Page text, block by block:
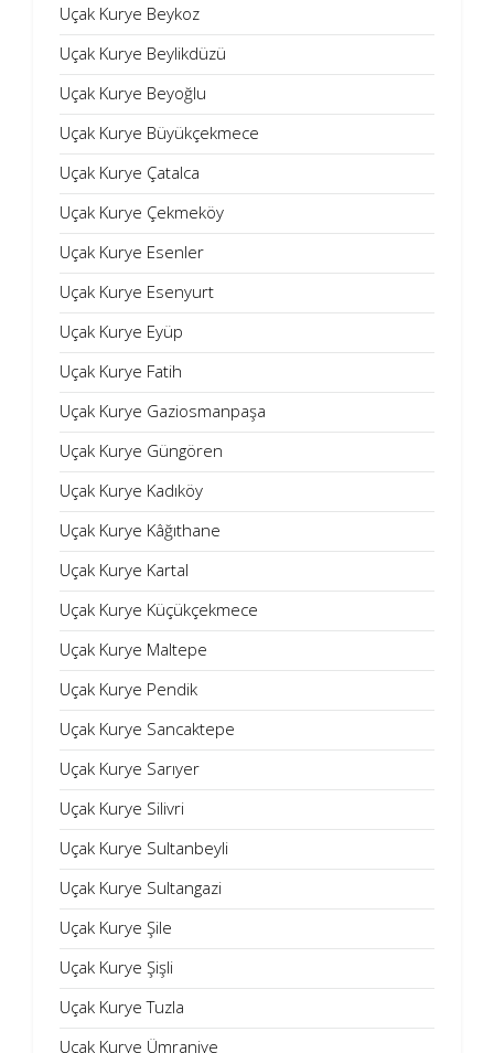
Uçak Kurye Beykoz
Uçak Kurye Beylikdüzü
Uçak Kurye Beyoğlu
Uçak Kurye Büyükçekmece
Uçak Kurye Çatalca
Uçak Kurye Çekmeköy
Uçak Kurye Esenler
Uçak Kurye Esenyurt
Uçak Kurye Eyüp
Uçak Kurye Fatih
Uçak Kurye Gaziosmanpaşa
Uçak Kurye Güngören
Uçak Kurye Kadıköy
Uçak Kurye Kâğıthane
Uçak Kurye Kartal
Uçak Kurye Küçükçekmece
Uçak Kurye Maltepe
Uçak Kurye Pendik
Uçak Kurye Sancaktepe
Uçak Kurye Sarıyer
Uçak Kurye Silivri
Uçak Kurye Sultanbeyli
Uçak Kurye Sultangazi
Uçak Kurye Şile
Uçak Kurye Şişli
Uçak Kurye Tuzla
Uçak Kurye Ümraniye